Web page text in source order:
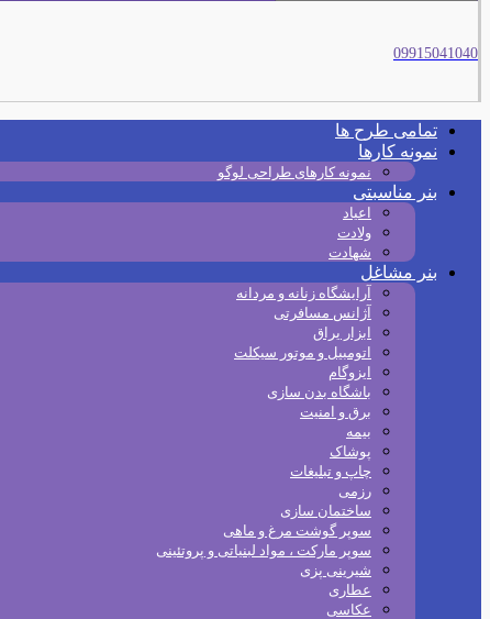
09915041040
تمامی طرح‌ ها
نمونه کارها
نمونه کارهای طراحی لوگو
بنر مناسبتی
اعیاد
ولادت
شهادت
بنر مشاغل
آرایشگاه زنانه و مردانه
آژانس مسافرتی
ابزار یراق
اتومبیل و موتور سیکلت
ایزوگام
باشگاه بدن سازی
برق و امنیت
بیمه
پوشاک
چاپ و تبلیغات
رزمی
ساختمان سازی
سوپر گوشت مرغ و ماهی
سوپر مارکت ، مواد لبنیاتی و پروتئینی
شیرینی پزی
عطاری
عکاسی